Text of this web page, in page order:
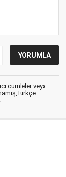
cümleler veya